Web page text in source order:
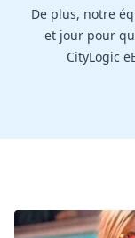
De plus, notre
et jour pour
CityLogic